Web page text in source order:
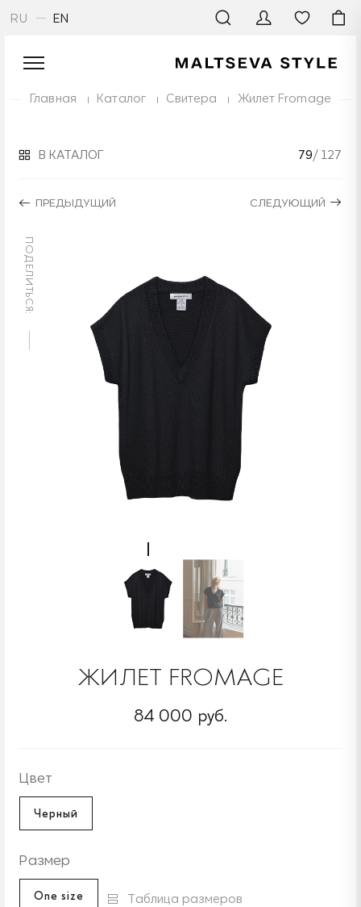
RU EN
Главная Каталог Свитера Жилет Fromage
В КАТАЛОГ
ПРЕДЫДУЩИЙ
79/ 127
СЛЕДУЮЩИЙ
ПОДЕЛИТЬСЯ:
ЖИЛЕТ FROMAGE
84 000 руб.
Цвет
Черный
Размер
One size Таблица размеров